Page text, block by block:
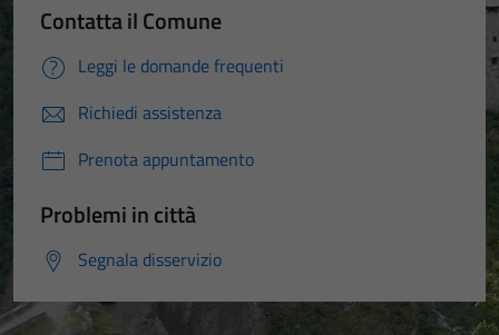
Contatta il Comune
Leggi le domande frequenti
Richiedi assistenza
Prenota appuntamento
Problemi in città
Segnala disservizio